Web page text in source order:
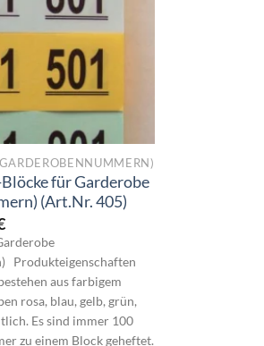
für Garderobe
(Art.Nr. 405)
Preisspanne:
0,7200€
bis
1,0000€
Produkteigenschaften
aus farbigem
rosa, blau, gelb, grün,
Es sind immer 100
zu einem Block geheftet.